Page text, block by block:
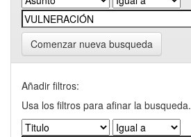
Comenzar nueva busqueda
Añadir filtros:
Usa los filtros para afinar la busqueda.